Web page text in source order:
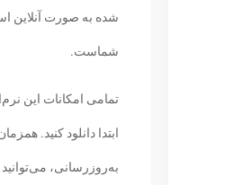
شماست.
تمامی امکانات این
ابتدا دانلود کنید.
به‌روزرسانی،